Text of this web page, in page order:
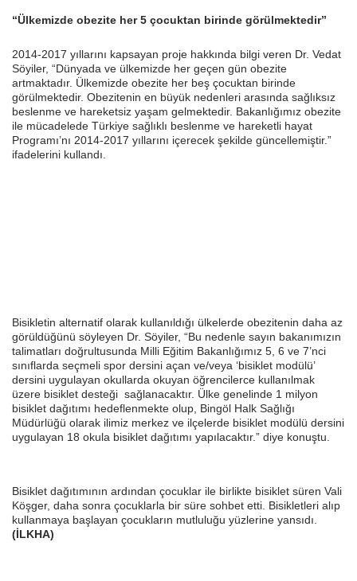
“Ülkemizde obezite her 5 çocuktan birinde görülmektedir”
2014-2017 yıllarını kapsayan proje hakkında bilgi veren Dr. Vedat
Söyiler, “Dünyada ve ülkemizde her geçen gün obezite
artmaktadır. Ülkemizde obezite her beş çocuktan birinde
görülmektedir. Obezitenin en büyük nedenleri arasında sağlıksız
beslenme ve hareketsiz yaşam gelmektedir. Bakanlığımız obezite
ile mücadelede Türkiye sağlıklı beslenme ve hareketli hayat
Programı’nı 2014-2017 yıllarını içerecek şekilde güncellemiştir.”
ifadelerini kullandı.
Bisikletin alternatif olarak kullanıldığı ülkelerde obezitenin daha az
görüldüğünü söyleyen Dr. Söyiler, “Bu nedenle sayın bakanımızın
talimatları doğrultusunda Milli Eğitim Bakanlığımız 5, 6 ve 7’nci
sınıflarda seçmeli spor dersini açan ve/veya ‘bisiklet modülü’
dersini uygulayan okullarda okuyan öğrencilerce kullanılmak
üzere bisiklet desteği sağlanacaktır. Ülke genelinde 1 milyon
bisiklet dağıtımı hedeflenmekte olup, Bingöl Halk Sağlığı
Müdürlüğü olarak ilimiz merkez ve ilçelerde bisiklet modülü dersini
uygulayan 18 okula bisiklet dağıtımı yapılacaktır.” diye konuştu.
Bisiklet dağıtımının ardından çocuklar ile birlikte bisiklet süren Vali
Köşger, daha sonra çocuklarla bir süre sohbet etti. Bisikletleri alıp
kullanmaya başlayan çocukların mutluluğu yüzlerine yansıdı.
(İLKHA)